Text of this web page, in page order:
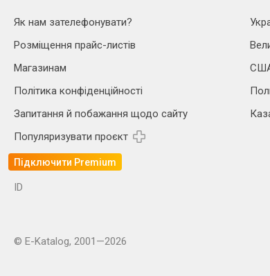
Як нам зателефонувати?
Розміщення прайс-листів
Магазинам
Політика конфіденційності
Запитання й побажання щодо сайту
Популяризувати проєкт
Підключити Premium
ID
© E-Katalog, 2001—2026